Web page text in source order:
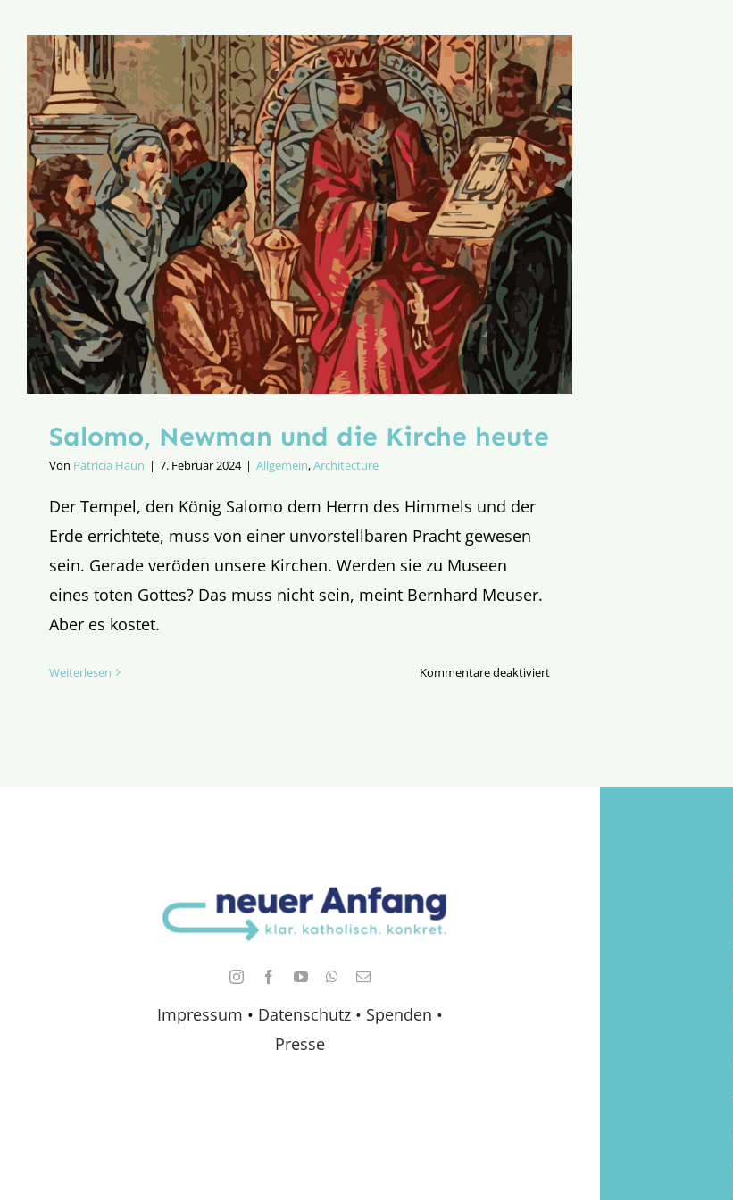
Salomo, Newman und die Kirche heute
Von Patricia Haun | 7. Februar 2024 | Allgemein,Architecture
Der Tempel, den König Salomo dem Herrn des Himmels und der
Erde errichtete, muss von einer unvorstellbaren Pracht gewesen
sein. Gerade veröden unsere Kirchen. Werden sie zu Museen
eines toten Gottes? Das muss nicht sein, meint Bernhard Meuser.
Aber es kostet.
Weiterlesen Kommentare deaktiviertfür
Impressum • Datenschutz • Spenden •
Presse